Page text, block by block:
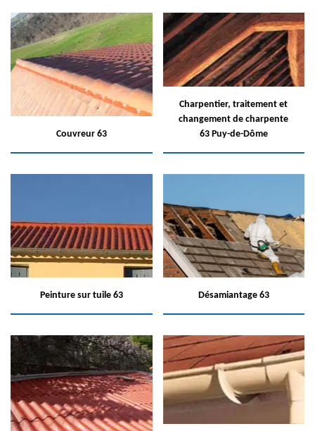
Couvreur 63
Charpentier, traitement et
changement de charpente
63 Puy-de-Dôme
Peinture sur tuile 63 Désamiantage 63